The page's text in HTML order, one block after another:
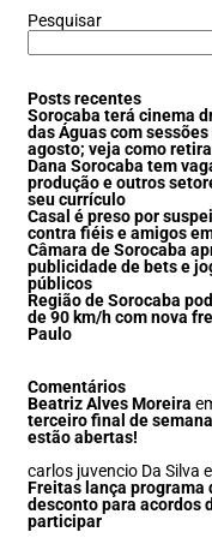
Pesquisar
Posts recentes
Sorocaba terá cinema
das Águas com
agosto; veja como
Dana Sorocaba tem
produção e outros
seu currículo
Casal é preso por
contra fiéis e amigos
Câmara de Sorocaba
publicidade de bets e
públicos
Região de Sorocaba
de 90 km/h com nova
Paulo
Comentários
Beatriz Alves Moreira
terceiro final de
estão abertas!
carlos juvencio Da Silva
Freitas lança programa
desconto para acordos
participar